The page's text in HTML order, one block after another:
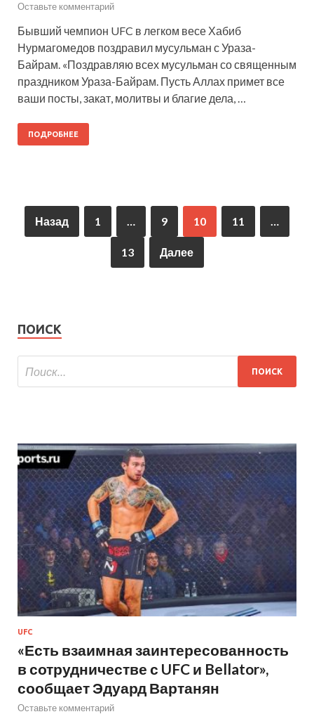
Оставьте комментарий
Бывший чемпион UFC в легком весе Хабиб
Нурмагомедов поздравил мусульман с Ураза-
Байрам. «Поздравляю всех мусульман со священным
праздником Ураза-Байрам. Пусть Аллах примет все
ваши посты, закат, молитвы и благие дела, …
ПОДРОБНЕЕ
Назад 1 … 9 10 11 …
13 Далее
ПОИСК
UFC
«Есть взаимная заинтересованность
в сотрудничестве с UFC и Bellator»,
сообщает Эдуард Вартанян
Оставьте комментарий